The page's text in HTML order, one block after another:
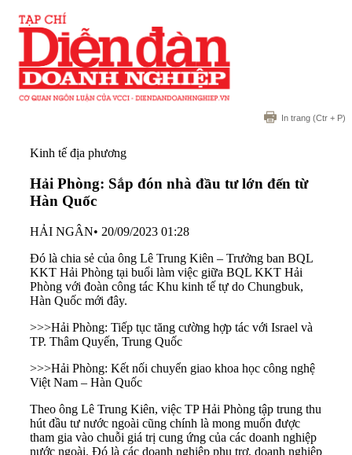
In trang (Ctr + P)
Kinh tế địa phương
Hải Phòng: Sắp đón nhà đầu tư lớn đến từ
Hàn Quốc
HẢI NGÂN• 20/09/2023 01:28
Đó là chia sẻ của ông Lê Trung Kiên – Trưởng ban BQL
KKT Hải Phòng tại buổi làm việc giữa BQL KKT Hải
Phòng với đoàn công tác Khu kinh tế tự do Chungbuk,
Hàn Quốc mới đây.
>>>Hải Phòng: Tiếp tục tăng cường hợp tác với Israel và
TP. Thâm Quyến, Trung Quốc
>>>Hải Phòng: Kết nối chuyển giao khoa học công nghệ
Việt Nam – Hàn Quốc
Theo ông Lê Trung Kiên, việc TPHải Phòng tập trung thu
hút đầu tư nước ngoài cũng chính là mong muốn được
tham gia vào chuỗi giá trị cung ứng của các doanh nghiệp
nước ngoài. Đó là các doanh nghiệp phụ trợ, doanh nghiệp